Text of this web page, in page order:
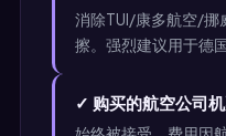
消除TUI/康多航空/挪
擦。强烈建议用于德
✓ 购买的航空公司